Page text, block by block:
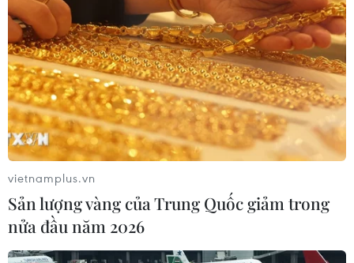
Ngân hàng đồng hành cùng người yếu thế,
lao động gặp khó khăn do dịch
04/04/2020 03:47
Hiện Ngân hàng Chính sách xã hội đã chủ động báo
cáo Hội đồng quản trị để trình Thủ tướng Chính phủ về
vietnamplus.vn
Sản lượng vàng của Trung Quốc giảm trong
nửa đầu năm 2026